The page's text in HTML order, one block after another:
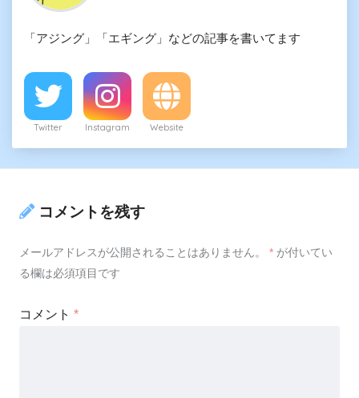
「アジング」「エギング」などの記事を書いてます
Twitter Instagram Website
コメントを残す
メールアドレスが公開されることはありません。 * が付いてい
る欄は必須項目です
コメント *